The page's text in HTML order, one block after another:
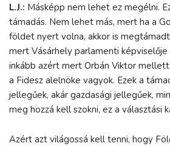
L.J.: Másképp nem lehet ez megélni.
támadás. Nem lehet más, mert ha a
földet nyert volna, akkor is
mert Vásárhely parlamenti képviselője
inkább azért mert Orbán Viktor
a Fidesz alelnöke vagyok. Ezek a
jellegűek, akár gazdasági jellegűek,
meg hozzá kell szokni, ez a választási
Azért azt világossá kell tenni, hogy